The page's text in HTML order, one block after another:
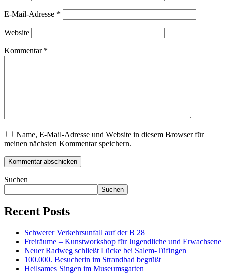
E-Mail-Adresse *
Website
Kommentar *
Name, E-Mail-Adresse und Website in diesem Browser für
meinen nächsten Kommentar speichern.
Suchen
Suchen
Recent Posts
Schwerer Verkehrsunfall auf der B 28
Freiräume – Kunstworkshop für Jugendliche und Erwachsene
Neuer Radweg schließt Lücke bei Salem-Tüfingen
100.000. Besucherin im Strandbad begrüßt
Heilsames Singen im Museumsgarten